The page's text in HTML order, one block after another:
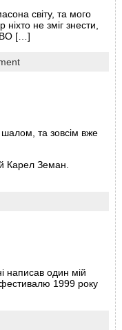
світу, та мого
не зміг знести,
[…]
та зовсім вже
Карел Земан.
написав один мій
1999 року